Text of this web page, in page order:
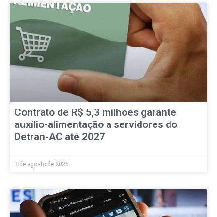
Contrato de R$ 5,3 milhões garante
auxílio-alimentação a servidores do
Detran-AC até 2027
3 de agosto de 2026